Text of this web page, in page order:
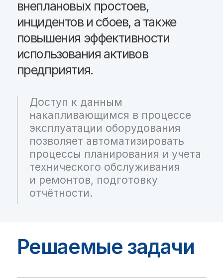
Решаемые задачи
Учет объектов
технических паспортов,
содержащих следующую
информацию:
характеристики;
спецификацию элементов
(с применением
корпоративного
справочника
материалов);
графическую часть
(связанную
данные о результатах
контроля технического